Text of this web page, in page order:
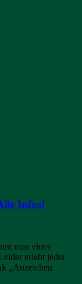
Infos!
man einen
erlebt jeder
„Anzeichen